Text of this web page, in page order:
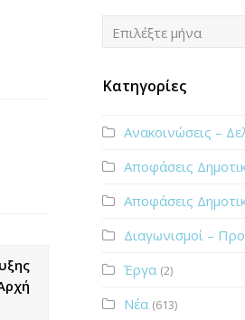
Ιστορικό
Επιλέξτε μήνα
Κατηγορίες
Ανακοινώσεις –
Αποφάσεις
Αποφάσεις
Διαγωνισμοί –
Έργα (2)
Νέα (613)